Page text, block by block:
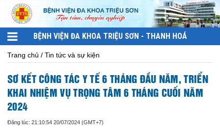
BỆNH VIỆN ĐA KHOA TRIỆU SƠN - THANH HOÁ
Trang chủ / Tin tức và sự kiện
SƠ KẾT CÔNG TÁC Y TẾ 6 THÁNG ĐẦU NĂM, TRIỂN
KHAI NHIỆM VỤ TRỌNG TÂM 6 THÁNG CUỐI NĂM
2024
Đăng lúc: 21:10:54 20/07/2024 (GMT+7)